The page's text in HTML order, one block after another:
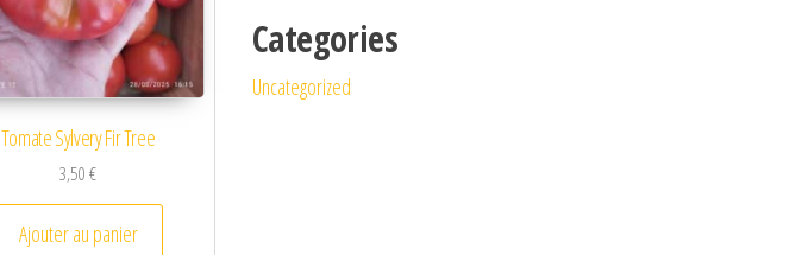
Tomate Sylvery Fir Tree
3,50€
Ajouter au panier
Categories
Uncategorized